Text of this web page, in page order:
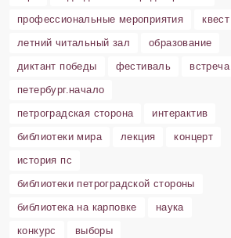
профессиональные мероприятия
квест
летний читальный зал
образование
диктант победы
фестиваль
встреча
петербург.начало
петроградская сторона
интерактив
библиотеки мира
лекция
концерт
история пс
библиотеки петроградской стороны
библиотека на карповке
наука
конкурс
выборы